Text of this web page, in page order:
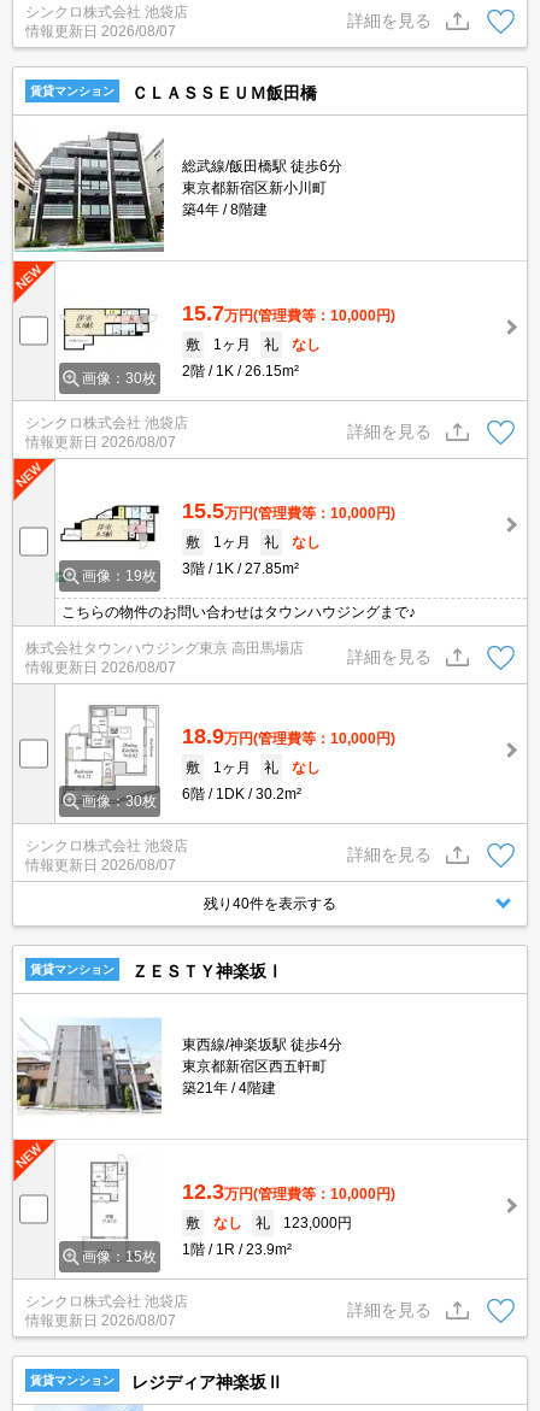
シンクロ株式会社 池袋店
情報更新日 2026/08/07
詳細を見る
賃貸マンション ＣＬＡＳＳＥＵＭ飯田橋
総武線/飯田橋駅 徒歩6分
東京都新宿区新小川町
築4年
8階建
画像：30枚
15.7万円(管理費等：10,000円)
敷
1ヶ月 礼
なし
2階
1K 26.15m²
シンクロ株式会社 池袋店
情報更新日 2026/08/07
詳細を見る
画像：19枚
15.5万円(管理費等：10,000円)
敷
1ヶ月 礼
なし
3階
1K 27.85m²
こちらの物件のお問い合わせはタウンハウジングまで♪
株式会社タウンハウジング東京 高田馬場店
情報更新日 2026/08/07
詳細を見る
画像：30枚
18.9万円(管理費等：10,000円)
敷
1ヶ月 礼
なし
6階
1DK 30.2m²
シンクロ株式会社 池袋店
情報更新日 2026/08/07
詳細を見る
残り40件を表示する
賃貸マンション ＺＥＳＴＹ神楽坂Ⅰ
東西線/神楽坂駅 徒歩4分
東京都新宿区西五軒町
築21年
4階建
画像：15枚
12.3万円(管理費等：10,000円)
敷
なし 礼
123,000円
1階
1R 23.9m²
シンクロ株式会社 池袋店
情報更新日 2026/08/07
詳細を見る
賃貸マンション レジディア神楽坂Ⅱ